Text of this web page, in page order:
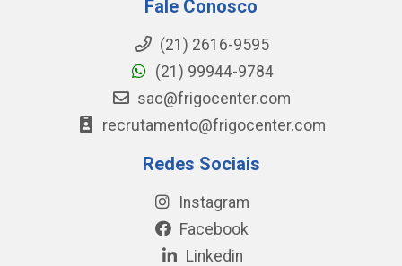
Fale Conosco
(21) 2616-9595
(21) 99944-9784
sac@frigocenter.com
recrutamento@frigocenter.com
Redes Sociais
Instagram
Facebook
Linkedin